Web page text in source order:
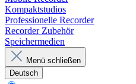
Kompaktstudios
Professionelle Recorder
Recorder Zubehör
Speichermedien
Menü schließen
Deutsch